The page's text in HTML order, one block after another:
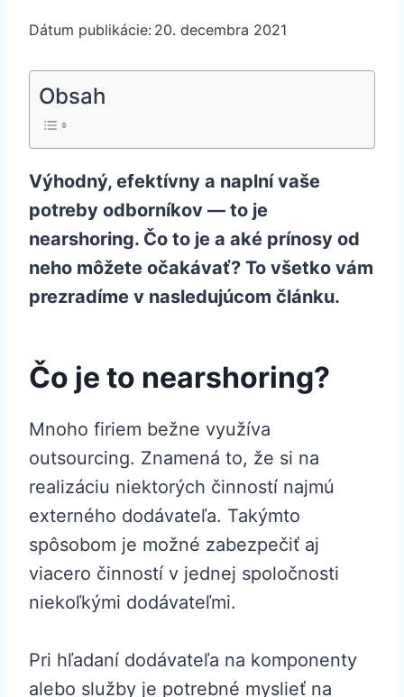
Dátum publikácie: 20. decembra 2021
Obsah
Výhodný, efektívny a naplní vaše
potreby odborníkov — to je
nearshoring. Čo to je a aké prínosy od
neho môžete očakávať? To všetko vám
prezradíme v nasledujúcom článku.
Čo je to nearshoring?
Mnoho firiem bežne využíva
outsourcing. Znamená to, že si na
realizáciu niektorých činností najmú
externého dodávateľa. Takýmto
spôsobom je možné zabezpečiť aj
viacero činností v jednej spoločnosti
niekoľkými dodávateľmi.
Pri hľadaní dodávateľa na komponenty
alebo služby je potrebné myslieť na